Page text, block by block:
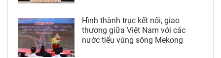
Hình thành trục kết nối, giao
thương giữa Việt Nam với các
nước tiểu vùng sông Mekong